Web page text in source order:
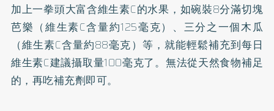
加上一拳頭大富含維生素C的水果，如碗裝8分滿切塊
芭樂（維生素C含量約125毫克）、三分之一個木瓜
（維生素C含量約88毫克）等，就能輕鬆補充到每日
維生素C建議攝取量100毫克了。無法從天然食物補足
的，再吃補充劑即可。